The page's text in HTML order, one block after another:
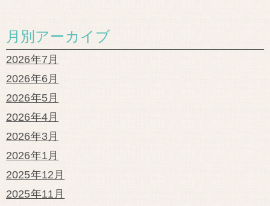
月別アーカイブ
2026年7月
2026年6月
2026年5月
2026年4月
2026年3月
2026年1月
2025年12月
2025年11月